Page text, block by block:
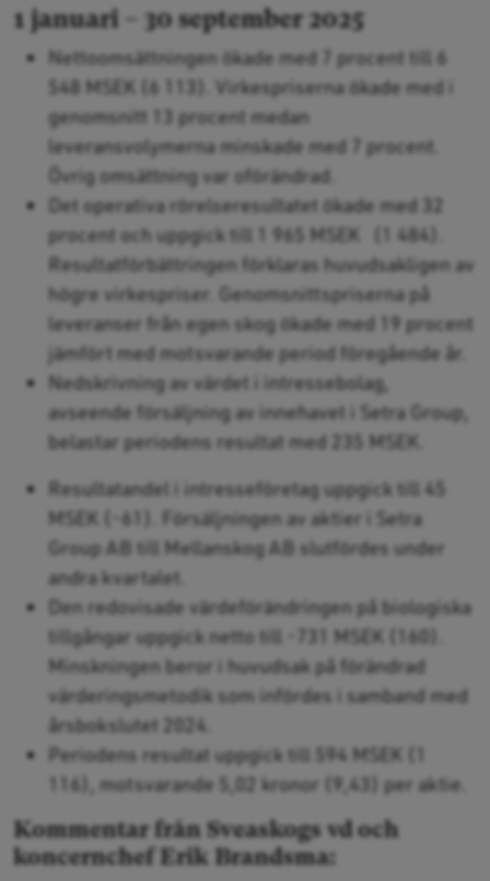
1 januari – 30 september 2025
Nettoomsättningen ökade med 7 procent till 6
548 MSEK (6 113). Virkespriserna ökade med i
genomsnitt 13 procent medan
leveransvolymerna minskade med 7 procent.
Övrig omsättning var oförändrad.
Det operativa rörelseresultatet ökade med 32
procent och uppgick till 1 965 MSEK (1 484).
Resultatförbättringen förklaras huvudsakligen av
högre virkespriser. Genomsnittspriserna på
leveranser från egen skog ökade med 19 procent
jämfört med motsvarande period föregående år.
Nedskrivning av värdet i intressebolag,
avseende försäljning av innehavet i Setra Group,
belastar periodens resultat med 235 MSEK.
Resultatandel i intresseföretag uppgick till 45
MSEK (-61). Försäljningen av aktier i Setra
Group AB till Mellanskog AB slutfördes under
andra kvartalet.
Den redovisade värdeförändringen på biologiska
tillgångar uppgick netto till -731 MSEK (160).
Minskningen beror i huvudsak på förändrad
värderingsmetodik som infördes i samband med
årsbokslutet 2024.
Periodens resultat uppgick till 594 MSEK (1
116), motsvarande 5,02 kronor (9,43) per aktie.
Kommentar från Sveaskogs vd och
koncernchef Erik Brandsma: